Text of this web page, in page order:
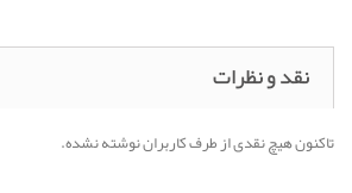
نقد و نظرات
تاکنون هیچ نقدی از طرف کاربران نوشته نشده.